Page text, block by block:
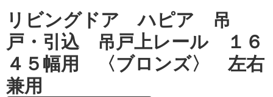
リビングドア ハピア 吊
戸・引込 吊戸上レール １６
４５幅用 〈ブロンズ〉 左右
兼用